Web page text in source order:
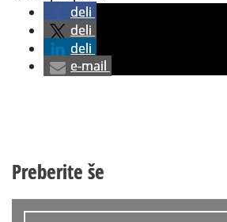
deli
deli
deli
e-mail
Preberite še